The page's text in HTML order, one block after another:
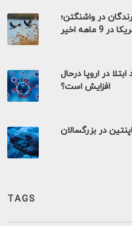
در واشنگتن؛
ماهه اخیر
در اروپا درحال
افزایش است؟
در بزرگسالان
TAGS